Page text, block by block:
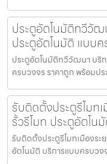
ประตูอัตโนมัติทวีวัฒ
ประตูอัตโนมัติ แบบ
ประตูอัตโนมัติทวีวัฒนา บริ
ครบวงจร ราคาถูก พร้อมปร
รับติดตั้งประตูรีโมท
รั้วรีโมท ประตูอัตโน
รับติดตั้งประตูรีโมทเมืองระ
อัตโนมัติ บริการแบบครบว